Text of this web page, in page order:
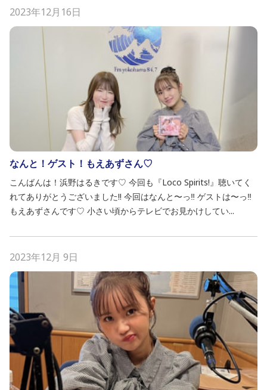
2023年12月16日
なんと！ゲスト！もえあずさん♡
こんばんは！浜野はるきです♡ 今回も『Loco Spirits!』聴いてく
れてありがとうございました!! 今回はなんと〜っ‼️ ゲストは〜っ‼️
もえあずさんです♡ 小さい頃からテレビでお見かけしてい...
2023年12月 9日